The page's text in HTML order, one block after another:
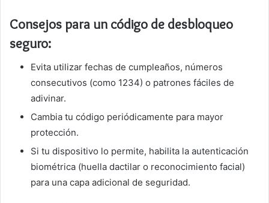
Consejos para un código de desbloqueo
seguro:
Evita utilizar fechas de cumpleaños, números
consecutivos (como 1234) o patrones fáciles de
adivinar.
Cambia tu código periódicamente para mayor
protección.
Si tu dispositivo lo permite, habilita la autenticación
biométrica (huella dactilar o reconocimiento facial)
para una capa adicional de seguridad.